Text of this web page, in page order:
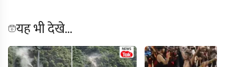
यह भी देखे...